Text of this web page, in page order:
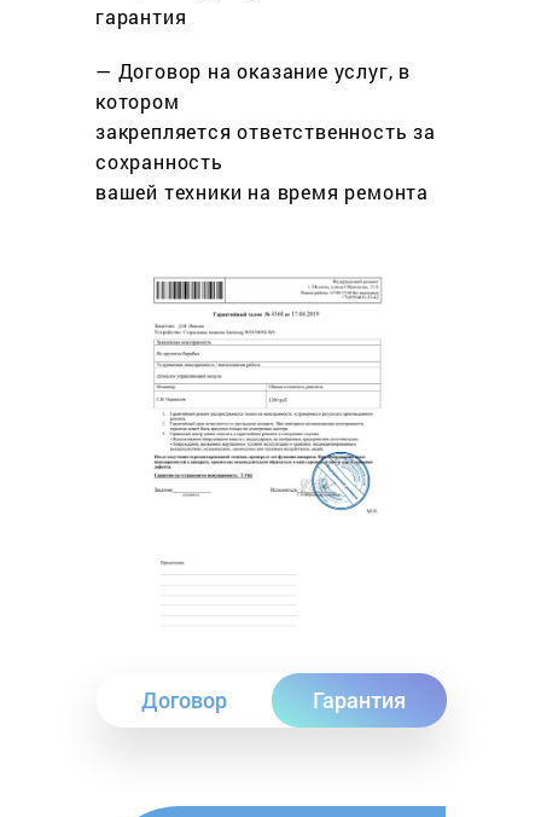
гарантия
— Договор на оказание услуг, в
котором
закрепляется ответственность за
сохранность
вашей техники на время ремонта
Договор Гарантия